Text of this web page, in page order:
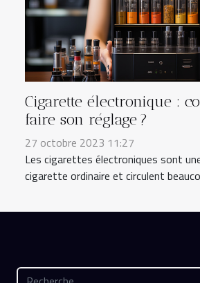
Cigarette électronique :
faire son réglage ?
27 octobre 2023 11:27
Les cigarettes électroniques sont
cigarette ordinaire et circulent